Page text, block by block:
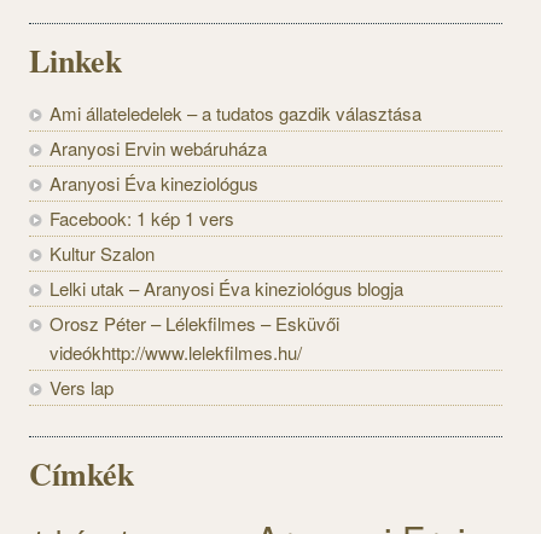
Linkek
Ami állateledelek – a tudatos gazdik választása
Aranyosi Ervin webáruháza
Aranyosi Éva kineziológus
Facebook: 1 kép 1 vers
Kultur Szalon
Lelki utak – Aranyosi Éva kineziológus blogja
Orosz Péter – Lélekfilmes – Esküvői
videókhttp://www.lelekfilmes.hu/
Vers lap
Címkék